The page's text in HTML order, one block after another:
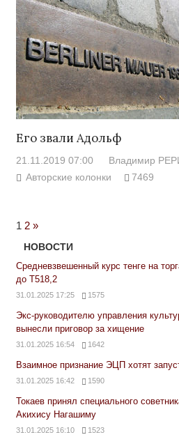
Его звали Адольф
21.11.2019 07:00
Владимир
Авторские колонки
7469
1 2 Next
Posts
»
НОВОСТИ
Средневзвешенный курс тенге на
до Т518,2
31.01.2025 17:25 1575
Экс-руководителю управления
вынесли приговор за хищение
31.01.2025 16:54 1642
Взаимное признание ЭЦП хотят
31.01.2025 16:42 1590
Токаев принял специального
Акихису Нагашиму
31.01.2025 16:10 1523